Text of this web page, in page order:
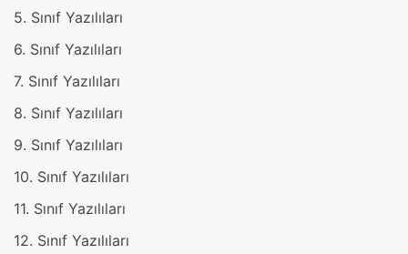
5. Sınıf Yazılıları
6. Sınıf Yazılıları
7. Sınıf Yazılıları
8. Sınıf Yazılıları
9. Sınıf Yazılıları
10. Sınıf Yazılıları
11. Sınıf Yazılıları
12. Sınıf Yazılıları